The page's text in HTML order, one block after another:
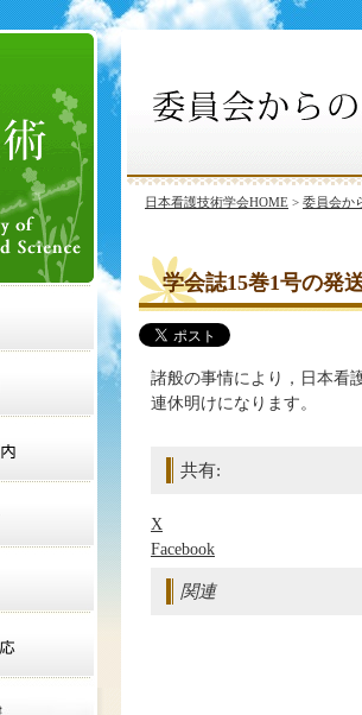
日本看護技術学会HOME > 委員会か
学会誌15巻1号の発
諸般の事情により，日本看
連休明けになります。
共有:
X
Facebook
関連